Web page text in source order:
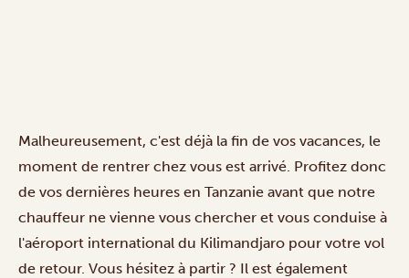
Malheureusement, c'est déjà la fin de vos vacances, le
moment de rentrer chez vous est arrivé. Profitez donc
de vos dernières heures en Tanzanie avant que notre
chauffeur ne vienne vous chercher et vous conduise à
l'aéroport international du Kilimandjaro pour votre vol
de retour. Vous hésitez à partir ? Il est également